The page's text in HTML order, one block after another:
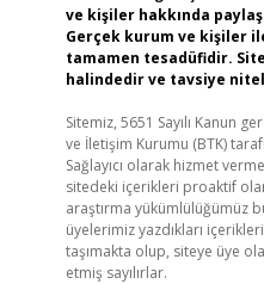
ve kişiler hakkında
Gerçek kurum ve kişiler
tamamen tesadüfidir.
halindedir ve tavsiye
Sitemiz, 5651 Sayılı Kanun
ve İletişim Kurumu (BTK)
Sağlayıcı olarak hizmet
sitedeki içerikleri proaktif
araştırma yükümlülüğümüz
üyelerimiz yazdıkları
taşımakta olup, siteye üye
etmiş sayılırlar.